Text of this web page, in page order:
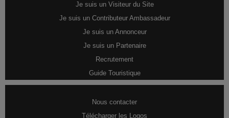
Je suis un Visiteur du Site
Je suis un Contributeur Ambassadeur
Je suis un Annonceur
Je suis un Partenaire
Recrutement
Guide Touristique
Nous contacter
Télécharger les Logos